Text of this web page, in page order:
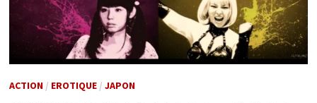
ACTION/ EROTIQUE/ JAPON